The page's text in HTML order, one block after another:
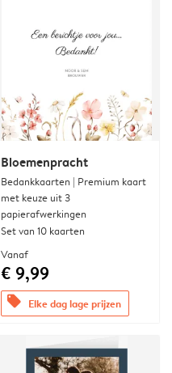
Bloemenpracht
Bedankkaarten | Premium kaart
met keuze uit 3
papierafwerkingen
Set van 10 kaarten
Vanaf
€ 9,99
offers Elke dag lage prijzen